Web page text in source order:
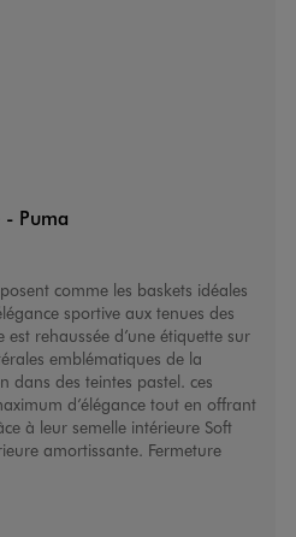
Puma
comme les baskets idéales
sportive aux tenues des
rehaussée d’une étiquette sur
emblématiques de la
dans des teintes pastel. ces
d’élégance tout en offrant
à leur semelle intérieure Soft
amortissante. Fermeture